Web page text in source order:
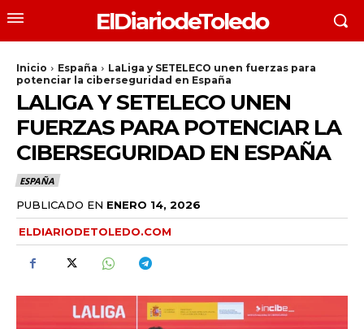
ElDiariodeToledo
Inicio España
LaLiga y SETELECO unen fuerzas para
potenciar la ciberseguridad en España
LALIGA Y SETELECO UNEN
FUERZAS PARA POTENCIAR LA
CIBERSEGURIDAD EN ESPAÑA
ESPAÑA
PUBLICADO EN ENERO 14, 2026
ELDIARIODETOLEDO.COM